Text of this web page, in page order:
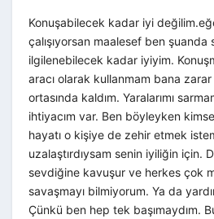
Konuşabilecek kadar iyi
çalışıyorsan maalesef ben
ilgilenebilecek kadar iyiyim.
aracı olarak kullanmam bana zarar
ortasında kaldım. Yaralarımı
ihtiyacım var. Ben böyleyken
hayatı o kişiye de zehir etmek
uzalaştırdıysam senin iyiliğin için.
sevdiğine kavuşur ve herkes çok
savaşmayı bilmiyorum. Ya da
Çünkü ben hep tek başımaydım.